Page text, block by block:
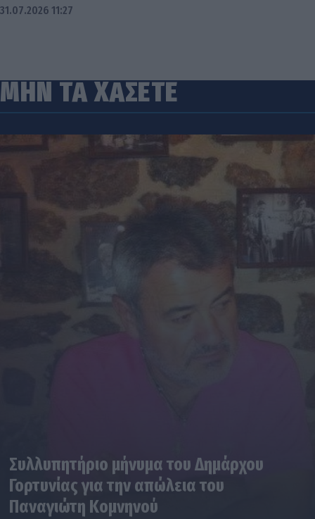
31.07.2026 11:27
ΜΗΝ ΤΑ ΧΑΣΕΤΕ
Συλλυπητήριο μήνυμα του Δημάρχου
Γορτυνίας για την απώλεια του
Παναγιώτη Κομνηνού